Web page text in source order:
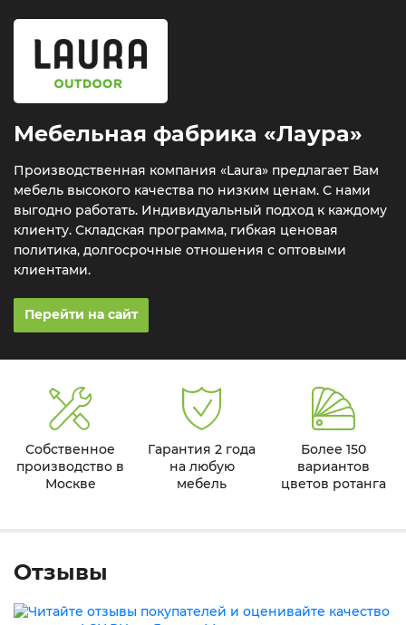
Мебельная фабрика «Лаура»
Производственная компания «Laura» предлагает Вам
мебель высокого качества по низким ценам. С нами
выгодно работать. Индивидуальный подход к каждому
клиенту. Складская программа, гибкая ценовая
политика, долгосрочные отношения с оптовыми
клиентами.
Перейти на сайт
Собственное
производство в
Москве
Гарантия 2 года
на любую
мебель
Более 150
вариантов
цветов ротанга
Отзывы